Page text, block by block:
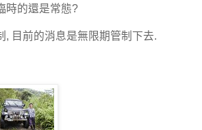
時的還是常態?
, 目前的消息是無限期管制下去.